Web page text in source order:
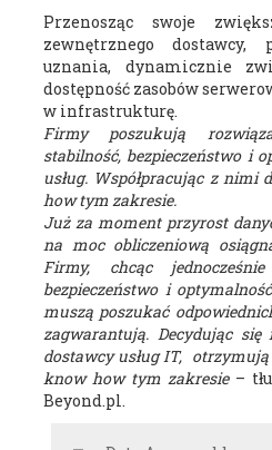
Przenosząc swoje
zewnętrznego dostawcy,
uznania, dynamicznie
dostępność zasobów
w infrastrukturę.
Firmy poszukują
stabilność, bezpieczeństwo i
usług. Współpracując z
how tym zakresie.
Już za moment przyrost
na moc obliczeniową
Firmy, chcąc
bezpieczeństwo i
muszą poszukać
zagwarantują. Decydując
dostawcy usług IT,
know how tym zakresie–
Beyond.pl.